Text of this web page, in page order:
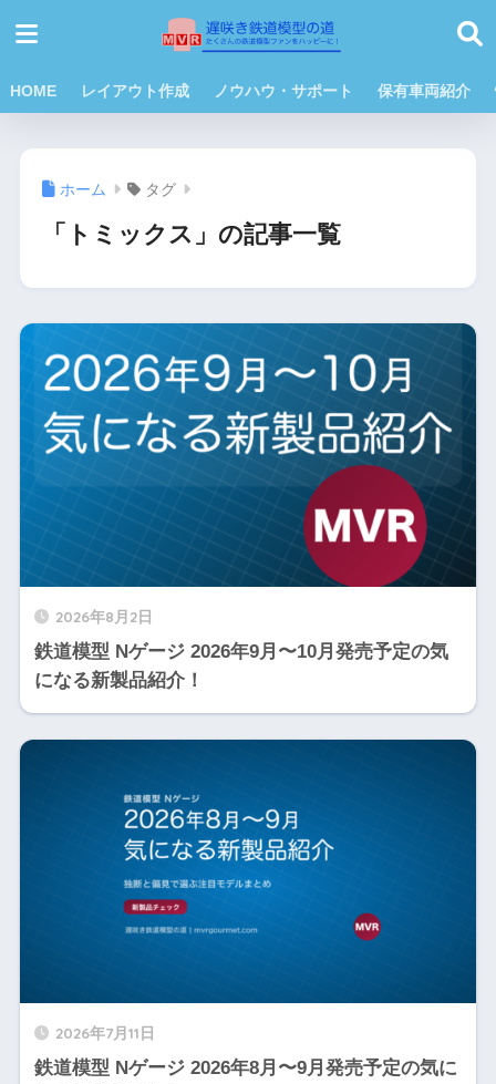
HOME レイアウト作成 ノウハウ・サポート 保有車両紹介
ホーム タグ
「トミックス」の記事一覧
2026年8月2日
鉄道模型 Nゲージ 2026年9月〜10月発売予定の気
になる新製品紹介！
2026年7月11日
鉄道模型 Nゲージ 2026年8月〜9月発売予定の気に